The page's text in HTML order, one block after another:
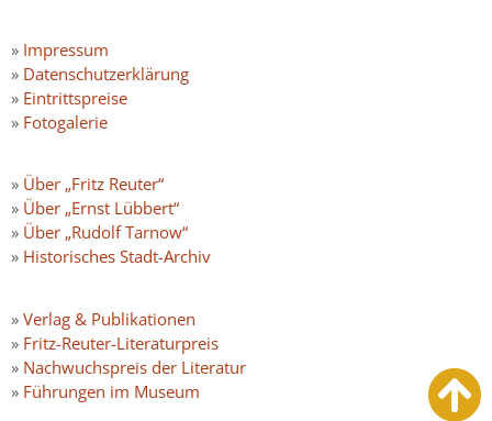
» Impressum
» Datenschutzerklärung
» Eintrittspreise
» Fotogalerie
» Über „Fritz Reuter“
» Über „Ernst Lübbert“
» Über „Rudolf Tarnow“
» Historisches Stadt-Archiv
» Verlag & Publikationen
» Fritz-Reuter-Literaturpreis
» Nachwuchspreis der Literatur
» Führungen im Museum